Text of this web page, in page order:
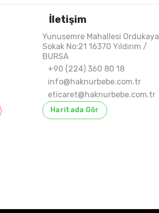
İletişim
Yunusemre Mahallesi Ordukaya
Sokak No:21 16370 Yıldırım /
BURSA
+90 (224) 360 80 18
info@haknurbebe.com.tr
eticaret@haknurbebe.com.tr
Haritada Gör